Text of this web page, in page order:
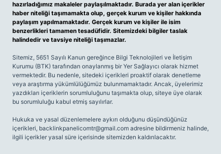
hazırladığımız makaleler paylaşılmaktadır. Burada yer alan içerikler
haber niteliği taşımamakta olup, gerçek kurum ve kişiler hakkında
paylaşım yapılmamaktadır. Gerçek kurum ve kişiler ile isim
benzerlikleri tamamen tesadüfidir. Sitemizdeki bilgiler taslak
halindedir ve tavsiye niteliği taşımazlar.
Sitemiz, 5651 Sayılı Kanun gereğince Bilgi Teknolojileri ve İletişim
Kurumu (BTK) tarafından onaylanmış bir Yer Sağlayıcı olarak hizmet
vermektedir. Bu nedenle, sitedeki içerikleri proaktif olarak denetleme
veya araştırma yükümlülüğümüz bulunmamaktadır. Ancak, üyelerimiz
yazdıkları içeriklerin sorumluluğunu taşımakta olup, siteye üye olarak
bu sorumluluğu kabul etmiş sayılırlar.
Hukuka ve yasal düzenlemelere aykırı olduğunu düşündüğünüz
içerikleri, backlinkpanelicomtr@gmail.com adresine bildirmeniz halinde,
ilgili içerikler yasal süre içerisinde sitemizden kaldırılacaktır.